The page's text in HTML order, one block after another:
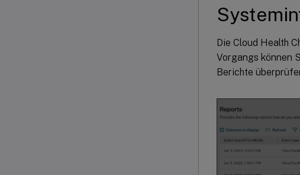
Die Cloud Health
Vorgangs können
Berichte